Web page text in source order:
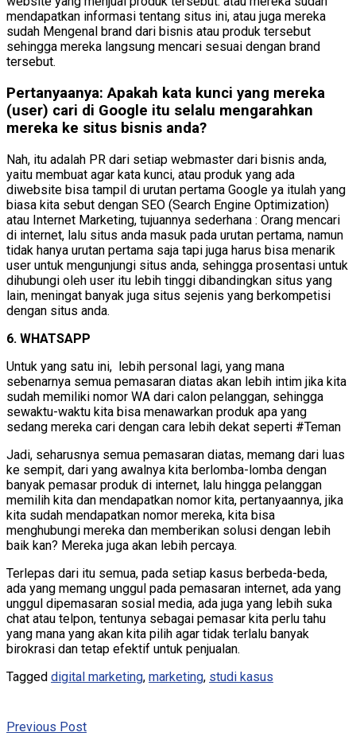
mendapatkan informasi tentang situs ini, atau juga mereka
sudah Mengenal brand dari bisnis atau produk tersebut
sehingga mereka langsung mencari sesuai dengan brand
tersebut.
Pertanyaanya: Apakah kata kunci yang mereka
(user) cari di Google itu selalu mengarahkan
mereka ke situs bisnis anda?
Nah, itu adalah PR dari setiap webmaster dari bisnis anda,
yaitu membuat agar kata kunci, atau produk yang ada
diwebsite bisa tampil di urutan pertama Google ya itulah yang
biasa kita sebut dengan SEO (Search Engine Optimization)
atau Internet Marketing, tujuannya sederhana : Orang mencari
di internet, lalu situs anda masuk pada urutan pertama, namun
tidak hanya urutan pertama saja tapi juga harus bisa menarik
user untuk mengunjungi situs anda, sehingga prosentasi untuk
dihubungi oleh user itu lebih tinggi dibandingkan situs yang
lain, meningat banyak juga situs sejenis yang berkompetisi
dengan situs anda.
6. WHATSAPP
Untuk yang satu ini, lebih personal lagi, yang mana
sebenarnya semua pemasaran diatas akan lebih intim jika kita
sudah memiliki nomor WA dari calon pelanggan, sehingga
sewaktu-waktu kita bisa menawarkan produk apa yang
sedang mereka cari dengan cara lebih dekat seperti #Teman
Jadi, seharusnya semua pemasaran diatas, memang dari luas
ke sempit, dari yang awalnya kita berlomba-lomba dengan
banyak pemasar produk di internet, lalu hingga pelanggan
memilih kita dan mendapatkan nomor kita, pertanyaannya, jika
kita sudah mendapatkan nomor mereka, kita bisa
menghubungi mereka dan memberikan solusi dengan lebih
baik kan? Mereka juga akan lebih percaya.
Terlepas dari itu semua, pada setiap kasus berbeda-beda,
ada yang memang unggul pada pemasaran internet, ada yang
unggul dipemasaran sosial media, ada juga yang lebih suka
chat atau telpon, tentunya sebagai pemasar kita perlu tahu
yang mana yang akan kita pilih agar tidak terlalu banyak
birokrasi dan tetap efektif untuk penjualan.
Tagged digital marketing, marketing, studi kasus
Previous Post